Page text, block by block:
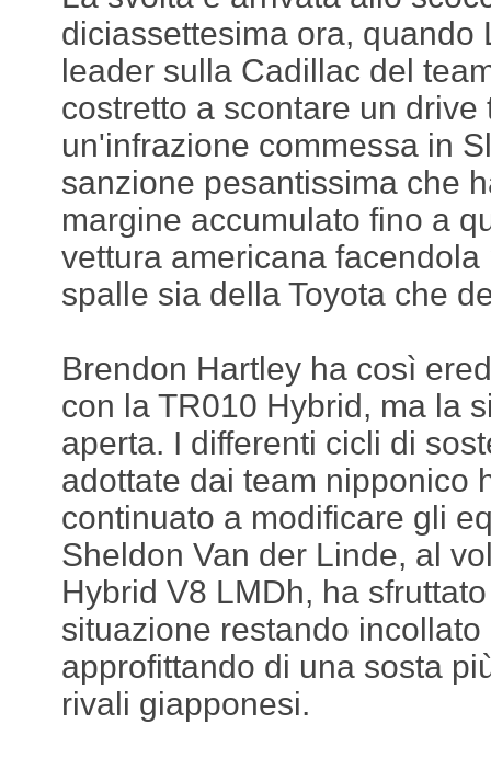
diciassettesima ora, quando
leader sulla Cadillac del
costretto a scontare un drive
un'infrazione commessa in
sanzione pesantissima che
margine accumulato fino a
vettura americana
spalle sia della Toyota che
Brendon Hartley ha così
con la TR010 Hybrid, ma la
aperta. I differenti cicli di
adottate dai team nipponico
continuato a modificare gli
Sheldon Van der Linde, al
Hybrid V8 LMDh, ha
situazione restando incollato
approfittando di una sosta
rivali giapponesi.